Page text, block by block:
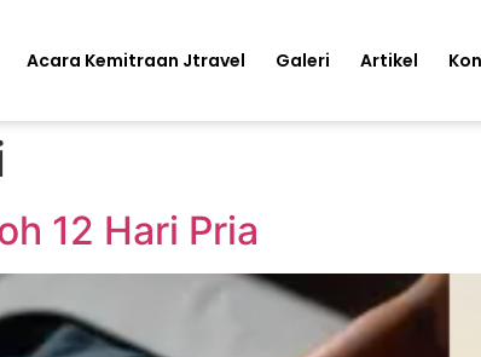
Acara Kemitraan Jtravel Galeri Artikel
12 Hari Pria